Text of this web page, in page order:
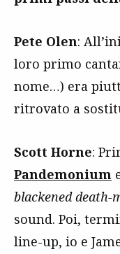
Pete Olen:
loro primo
nome…) era
ritrovato a
Scott Horne:
Pandemonium
blackened death-
sound. Poi,
line-up, io e